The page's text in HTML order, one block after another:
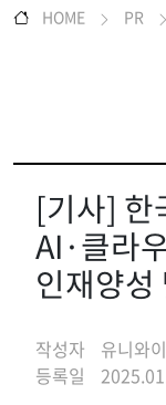
HOME PR
[기사] 한
AI·클라
인재양성
작성자
유니와
등록일